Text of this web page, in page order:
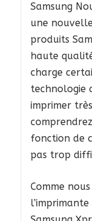
Samsung
une
produits
haute
charge
technologie
imprimer
fonction de
pas trop
Comme